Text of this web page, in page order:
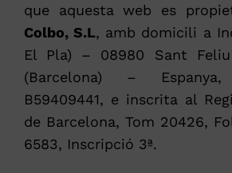
que aquesta web es
Colbo, S.L, amb domicili a
El Pla) – 08980 Sant
(Barcelona) –
B59409441, e inscrita al
de Barcelona, Tom 20426,
6583, Inscripció 3ª.